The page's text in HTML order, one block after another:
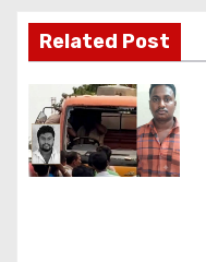
a
t
i
o
Related Post